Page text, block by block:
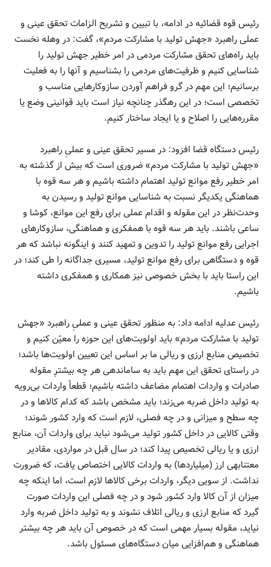
رئیس قوه قضائیه در ادامه، با تبیین و تشریح الزامات تحقق عینی و
عملی راهبرد «جهش تولید با مشارکت مردم»، گفت: در وهله نخست
باید راه‌های تحقق مشارکت مردمی در امر خطیر جهش تولید را
شناسایی کنیم و ظرفیت‌های مردمی را بشناسیم و آنها را به فعلیت
برسانیم؛ این مهم در گرو فراهم آوردن سازوکارهایی مناسب و
تخصصی است؛ در این رهگذر چنانچه نیاز است باید قوانینی وضع یا
مقرره‌هایی را اصلاح و یا ایجاد ساختار کنیم.
رئیس دستگاه قضا افزود: در مسیر تحقق عینی و عملیِ راهبرد
«جهش تولید با مشارکت مردم» ضروری است که بیش از گذشته به
امر خطیر رفع موانع تولید اهتمام داشته باشیم و هر سه قوه با
هماهنگی یکدیگر نسبت به شناسایی موانع تولید و رسیدن به
وحدت‌نظر در این مقوله و اقدام عملی برای رفع این موانع، کوشا و
ساعی باشند. باید هر سه قوه با همفکری و هماهنگی، سازوکارهای
اجرایی رفع موانع تولید را تدوین و تمهید کنند و اینگونه نباشد که هر
قوه و دستگاهی برای رفع موانع تولید، مسیری جداگانه را طی کند؛ در
این راستا باید با بخش خصوصی نیز همکاری و همفکری داشته
باشیم.
رئیس عدلیه ادامه داد: به منظور تحقق عینی و عملیِ راهبرد «جهش
تولید با مشارکت مردم» باید اولویت‌های این حوزه را معیّن کنیم و
تخصیص منابع ارزی و ریالی ما بر اساس این تعیین اولویت‌ها باشد؛
در راستای تحقق این مهم باید به ساماندهی هر چه بیشترِ مقوله
صادرات و واردات اهتمام مضاعف داشته باشیم؛ قطعاً واردات بی‌رویه
به تولید داخل ضربه می‌زند؛ باید مشخص باشد که کدام کالاها و در
چه سطح و میزانی و در چه فصلی، لازم است که وارد کشور شوند؛
وقتی کالایی در داخل کشور تولید می‌شود نباید برای واردات آن، منابع
ارزی و یا ریالی تخصیص پیدا کند؛ در سال قبل در مواردی، مقادیر
معتنابهی ارز (میلیاردها) به واردات کالایی اختصاص یافت، که ضرورت
نداشت. از سویی دیگر، واردات برخی کالاها لازم است، اما اینکه چه
میزان از آن کالا وارد کشور شود و در چه فصلی این واردات صورت
گیرد که منابع ارزی و ریالی اتلاف نشوند و به تولید داخل ضربه وارد
نیاید، مقوله بسیار مهمی است که در خصوص آن باید هر چه بیشتر
هماهنگی و هم‌افزایی میان دستگاه‌های مسئول باشد.